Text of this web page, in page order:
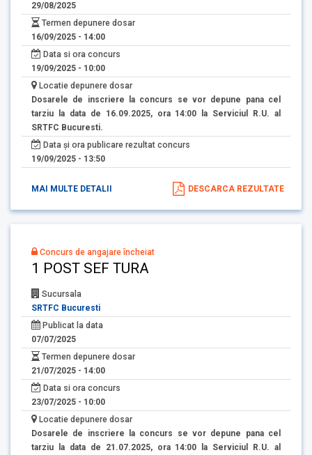
29/08/2025
Termen depunere dosar
16/09/2025 - 14:00
Data si ora concurs
19/09/2025 - 10:00
Locatie depunere dosar
Dosarele de inscriere la concurs se vor depune pana cel
tarziu la data de 16.09.2025, ora 14:00 la Serviciul R.U. al
SRTFC Bucuresti.
Data și ora publicare rezultat concurs
19/09/2025 - 13:50
MAI MULTE DETALII DESCARCA REZULTATE
Concurs de angajare încheiat
1 POST SEF TURA
Sucursala
SRTFC Bucuresti
Publicat la data
07/07/2025
Termen depunere dosar
21/07/2025 - 14:00
Data si ora concurs
23/07/2025 - 10:00
Locatie depunere dosar
Dosarele de inscriere la concurs se vor depune pana cel
tarziu la data de 21.07.2025, ora 14:00 la Serviciul R.U. al